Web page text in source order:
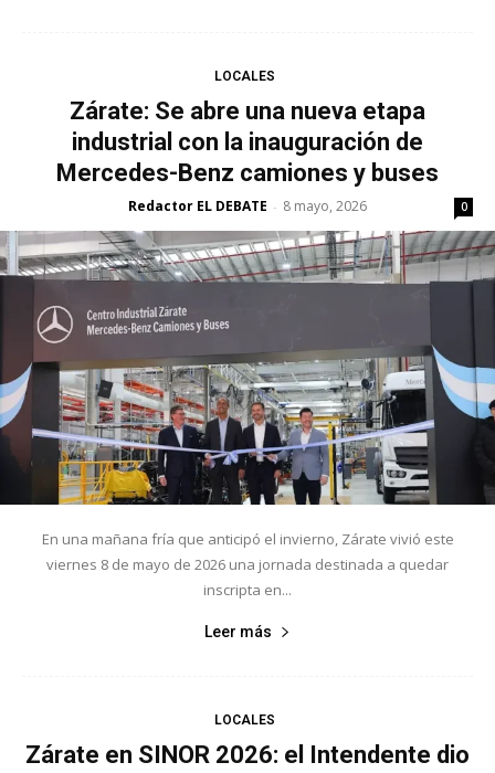
LOCALES
Zárate: Se abre una nueva etapa
industrial con la inauguración de
Mercedes-Benz camiones y buses
Redactor EL DEBATE - 8 mayo, 2026 0
En una mañana fría que anticipó el invierno, Zárate vivió este
viernes 8 de mayo de 2026 una jornada destinada a quedar
inscripta en...
Leer más
LOCALES
Zárate en SINOR 2026: el Intendente dio